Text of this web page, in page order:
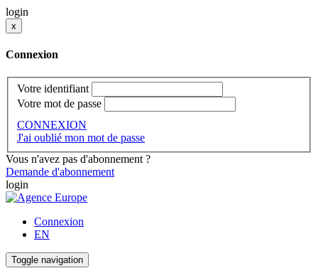
login
x
Connexion
Votre identifiant
Votre mot de passe
CONNEXION
J'ai oublié mon mot de passe
Vous n'avez pas d'abonnement ?
Demande d'abonnement
login
Connexion
EN
Toggle navigation